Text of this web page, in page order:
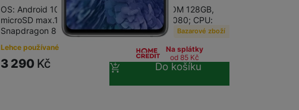
Bazarové zboží
OS: Android 10.0; 5G/LTE;NFC;RAM 6GB+ROM 128GB,
microSD max.1TB; Displej:6,5"FHD+,2400x1080; CPU:
Snapdragon 865 ,…
Lehce používané
3 290 Kč
Na splátky
od 85 Kč
Do košíku